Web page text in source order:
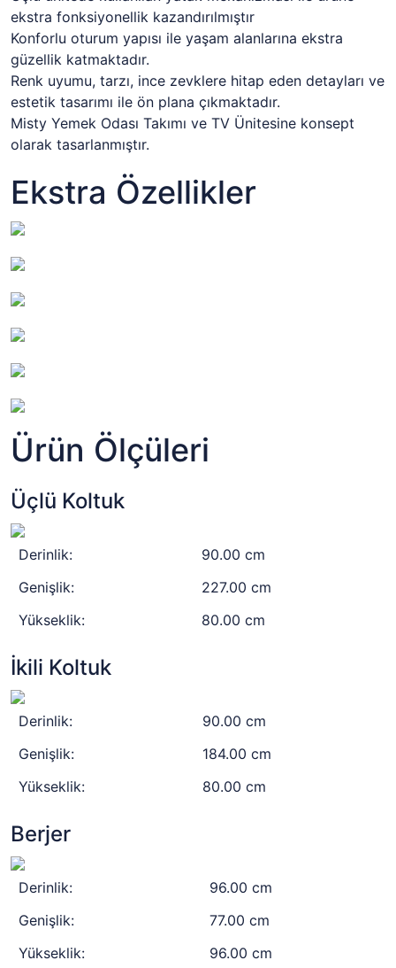
ekstra fonksiyonellik kazandırılmıştır
Konforlu oturum yapısı ile yaşam alanlarına ekstra
güzellik katmaktadır.
Renk uyumu, tarzı, ince zevklere hitap eden detayları ve
estetik tasarımı ile ön plana çıkmaktadır.
Misty Yemek Odası Takımı ve TV Ünitesine konsept
olarak tasarlanmıştır.
Ekstra Özellikler
Ürün Ölçüleri
Üçlü Koltuk
Derinlik:
90.00 cm
Genişlik:
227.00 cm
Yükseklik:
80.00 cm
İkili Koltuk
Derinlik:
90.00 cm
Genişlik:
184.00 cm
Yükseklik:
80.00 cm
Berjer
Derinlik:
96.00 cm
Genişlik:
77.00 cm
Yükseklik:
96.00 cm